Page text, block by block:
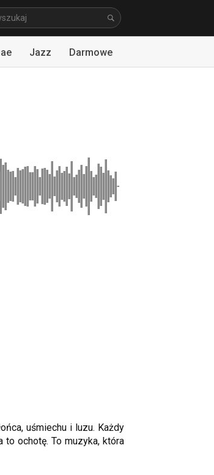
Jazz Darmowe
uśmiechu i luzu. Każdy
ochotę. To muzyka, która